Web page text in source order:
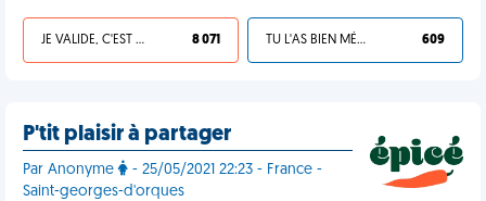
JE VALIDE, C'EST UNE VDM 8 071 TU L'AS BIEN MÉRITÉ 609
P'tit plaisir à partager
Par Anonyme
- 25/05/2021 22:23 - France -
Saint-georges-d'orques